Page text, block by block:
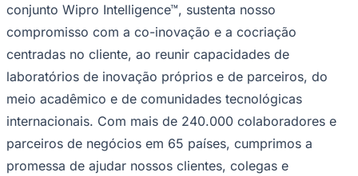
conjunto Wipro Intelligence™, sustenta nosso
compromisso com a co-inovação e a cocriação
centradas no cliente, ao reunir capacidades de
laboratórios de inovação próprios e de parceiros, do
meio acadêmico e de comunidades tecnológicas
internacionais. Com mais de 240.000 colaboradores e
parceiros de negócios em 65 países, cumprimos a
promessa de ajudar nossos clientes, colegas e